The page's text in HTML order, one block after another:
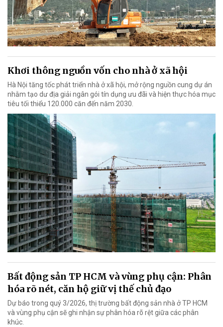
Khơi thông nguồn vốn cho nhà ở xã hội
Hà Nội tăng tốc phát triển nhà ở xã hội, mở rộng nguồn cung dự án
nhằm tạo dư địa giải ngân gói tín dụng ưu đãi và hiện thực hóa mục
tiêu tối thiểu 120.000 căn đến năm 2030.
Bất động sản TP HCM và vùng phụ cận: Phân
hóa rõ nét, căn hộ giữ vị thế chủ đạo
Dự báo trong quý 3/2026, thị trường bất động sản nhà ở TP HCM
và vùng phụ cận sẽ ghi nhận sự phân hóa rõ rệt giữa các phân
khúc.